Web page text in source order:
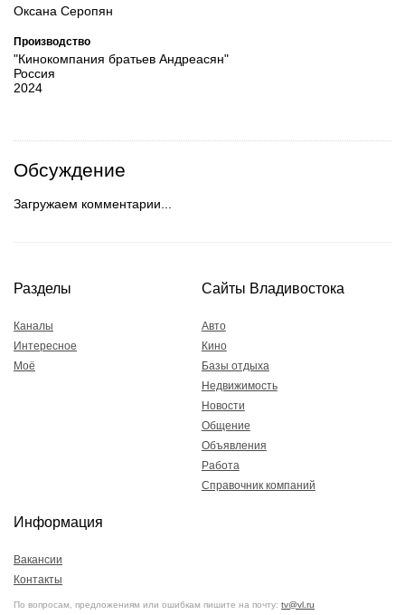
Оксана Серопян
Производство
"Кинокомпания братьев Андреасян"
Россия
2024
Обсуждение
Загружаем комментарии...
Разделы
Каналы
Интересное
Моё
Сайты Владивостока
Авто
Кино
Базы отдыха
Недвижимость
Новости
Общение
Объявления
Работа
Справочник компаний
Информация
Вакансии
Контакты
По вопросам, предложениям или ошибкам пишите на почту: tv@vl.ru